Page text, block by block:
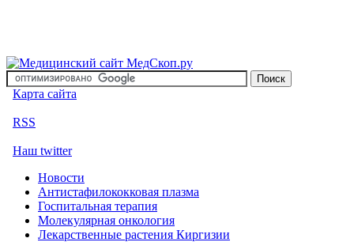
Карта сайта
RSS
Наш twitter
Новости
Антистафилококковая плазма
Госпитальная терапия
Молекулярная онкология
Лекарственные растения Киргизии